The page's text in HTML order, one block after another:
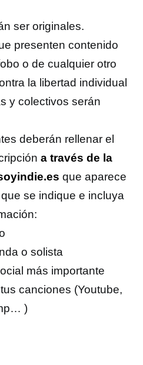
ser originales.
presenten contenido
o de cualquier otro
la libertad individual
y colectivos serán
deberán rellenar el
a través de la
que aparece
se indique e incluya
o solista
más importante
canciones (Youtube,
)